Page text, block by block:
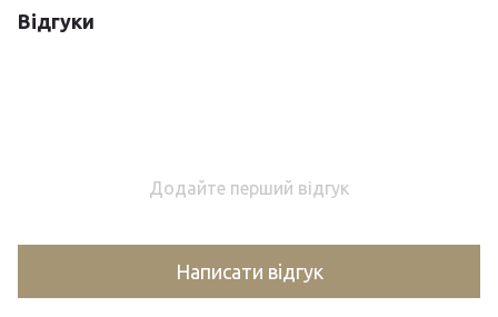
Відгуки
Додайте перший відгук
Написати відгук